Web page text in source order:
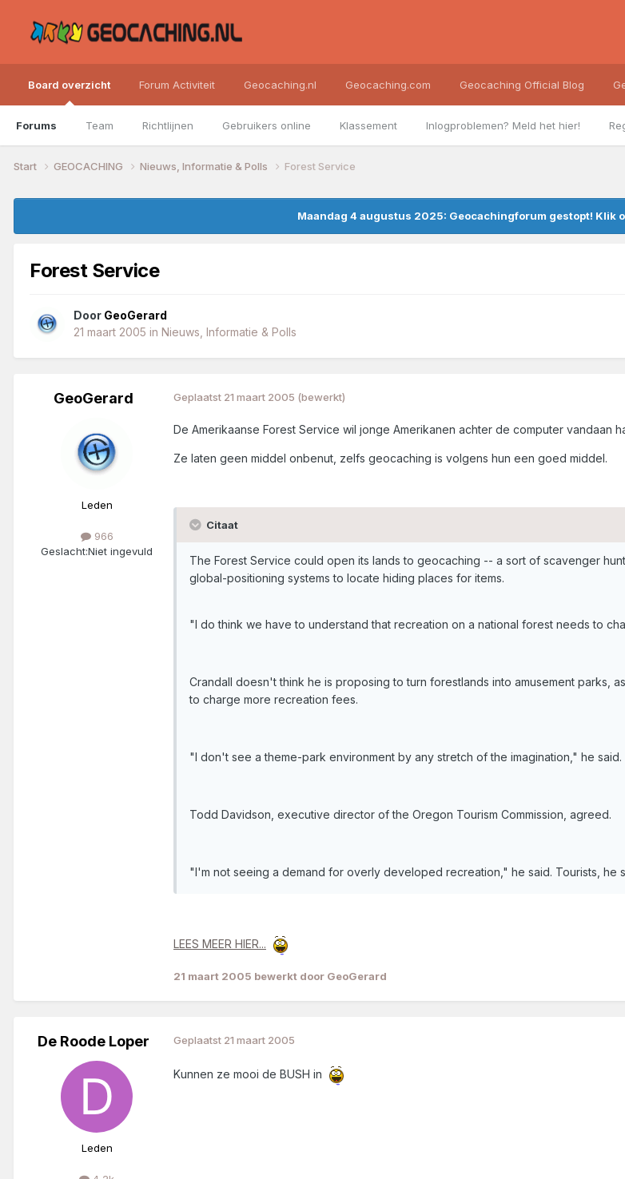
Board overzicht
Forums Team Richtlijnen Gebruikers online Klassement Inlogproblemen? Meld het hier!
Forum Activiteit Geocaching.nl Geocaching.com Geocaching Official Blog
Start GEOCACHING Nieuws, Informatie & Polls Forest Service
Maandag 4 augustus 2025: Geocachingforum gestopt! Klik
Forest Service
Door GeoGerard
21 maart 2005 in Nieuws, Informatie & Polls
GeoGerard
Leden
966
Geslacht:Niet ingevuld
Geplaatst 21 maart 2005 (bewerkt)
De Amerikaanse Forest Service wil jonge Amerikanen achter de computer vandaan
Ze laten geen middel onbenut, zelfs geocaching is volgens hun een goed middel.
Citaat
The Forest Service could open its lands to geocaching -- a sort of scavenger
global-positioning systems to locate hiding places for items.
"I do think we have to understand that recreation on a national forest needs to
Crandall doesn't think he is proposing to turn forestlands into amusement parks,
to charge more recreation fees.
"I don't see a theme-park environment by any stretch of the imagination," he said.
Todd Davidson, executive director of the Oregon Tourism Commission, agreed.
"I'm not seeing a demand for overly developed recreation," he said. Tourists,
LEES MEER HIER...
21 maart 2005 bewerkt door GeoGerard
De Roode Loper
Leden
Geplaatst 21 maart 2005
Kunnen ze mooi de BUSH in